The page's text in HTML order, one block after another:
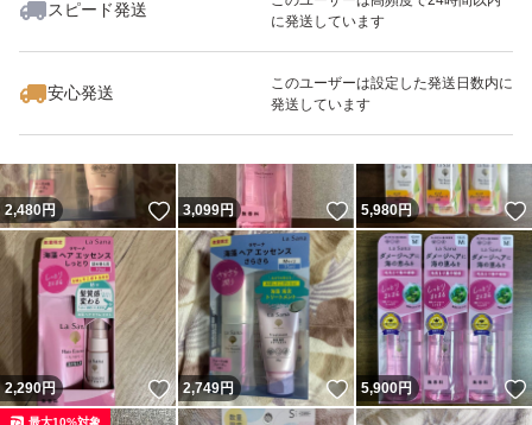
スピード発送
に発送しています
安心発送
このユーザーは設定した発送日数内に
発送しています
いいね！
3,820
2,480円 いいね！
3,099円 いいね！
5,980円
2,290円 いいね！
2,749円 いいね！
5,900円